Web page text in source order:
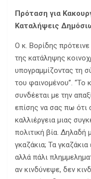
Πρόταση για
Καταλήψεις
Ο κ. Βορίδης πρότεινε
της κατάληψης
υπογραμμίζοντας τη
του φαινομένου”. “Το
συνδέεται με την
επίσης να σας πω ότι
καλλιέργεια μιας
πολιτική βία. Δηλαδή
γκαζάκια; Τα
αλλά πάλι
αν κινδύνεψε, δεν